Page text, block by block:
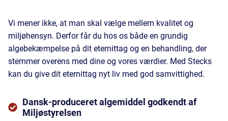
Vi mener ikke, at man skal vælge mellem kvalitet og
miljøhensyn. Derfor får du hos os både en grundig
algebekæmpelse på dit eternittag og en behandling, der
stemmer overens med dine og vores værdier. Med Stecks
kan du give dit eternittag nyt liv med god samvittighed.
Dansk-produceret algemiddel godkendt af
Miljøstyrelsen